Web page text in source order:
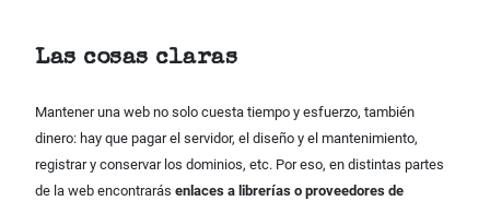
Las cosas claras
Mantener una web no solo cuesta tiempo y esfuerzo, también
dinero: hay que pagar el servidor, el diseño y el mantenimiento,
registrar y conservar los dominios, etc. Por eso, en distintas partes
de la web encontrarás enlaces a librerías o proveedores de